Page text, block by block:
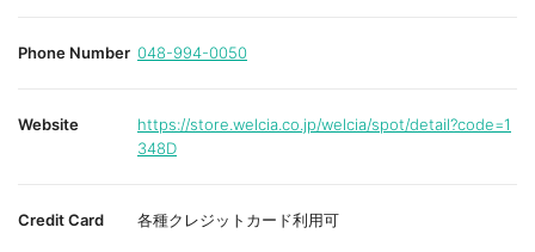
Phone Number 048-994-0050
Website
https://store.welcia.co.jp/welcia/spot/detail?code=1
348D
Credit Card 各種クレジットカード利用可